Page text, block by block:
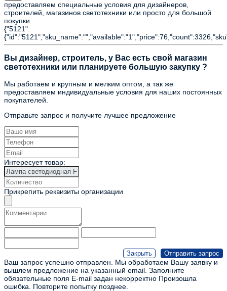
предоставляем специальные условия для дизайнеров,
строителей, магазинов светотехники или просто для большой
покупки
{"5121":
Вы дизайнер, строитель, у Вас есть свой магазин
светотехники или планируете большую закупку ?
Мы работаем и крупным и мелким оптом, а так же
предоставляем индивидуальные условия для наших постоянных
покупателей.
Отправьте запрос и получите лучшее предложение
Интересует товар:
Прикрепить реквизиты организации
Ваш запрос успешно отправлен. Мы обработаем Вашу заявку и
вышлем предложение на указанный email. Заполните
обязательные поля E-mail задан некорректно Произошла
ошибка. Повторите попытку позднее.